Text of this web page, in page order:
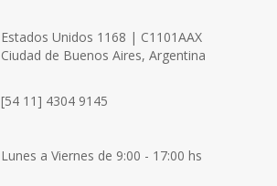
Estados Unidos 1168 | C1101AAX
Ciudad de Buenos Aires, Argentina
[54 11] 4304 9145
Lunes a Viernes de 9:00 - 17:00 hs